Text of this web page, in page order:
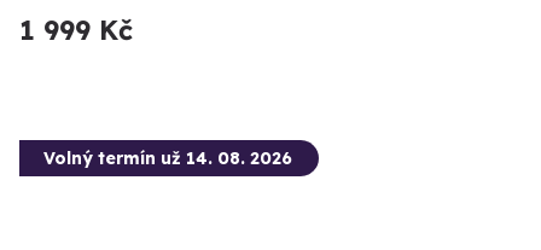
1 999 Kč
Volný termín už 14. 08. 2026